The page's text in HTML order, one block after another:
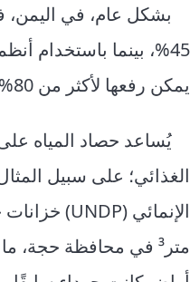
بشكل عام، في
45%، بينما باستخدام
يمكن رفعها لأكثر من 80%.
يُساعد حصاد المياه
الغذائي؛ على سبيل
متر³ في محافظة